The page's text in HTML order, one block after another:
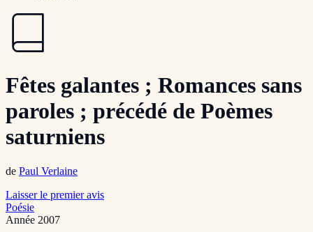
Fêtes galantes ; Romances sans
paroles ; précédé de Poèmes
saturniens
de Paul Verlaine
Laisser le premier avis
Poésie
Année 2007